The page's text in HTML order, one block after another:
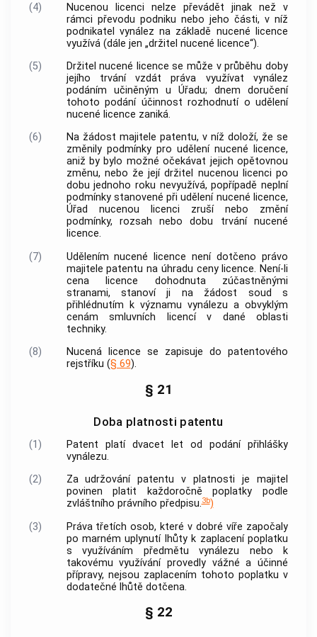
(4)
Nucenou licenci nelze převádět jinak než v
rámci převodu podniku nebo jeho části, v níž
podnikatel vynález na základě nucené licence
využívá (dále jen „držitel nucené licence“).
(5)
Držitel nucené licence se může v průběhu doby
jejího trvání vzdát práva využívat vynález
podáním učiněným u Úřadu; dnem doručení
tohoto podání účinnost rozhodnutí o udělení
nucené licence zaniká.
(6)
Na žádost majitele patentu, v níž doloží, že se
změnily podmínky pro udělení nucené licence,
aniž by bylo možné očekávat jejich opětovnou
změnu, nebo že její držitel nucenou licenci po
dobu jednoho roku nevyužívá, popřípadě neplní
podmínky stanovené při udělení nucené licence,
Úřad nucenou licenci zruší nebo změní
podmínky, rozsah nebo dobu trvání nucené
licence.
(7)
Udělením nucené licence není dotčeno právo
majitele patentu na úhradu ceny licence. Není-li
cena licence dohodnuta zúčastněnými
stranami, stanoví ji na žádost soud s
přihlédnutím k významu vynálezu a obvyklým
cenám smluvních licencí v dané oblasti
techniky.
(8)
Nucená licence se zapisuje do patentového
rejstříku (§ 69).
§ 21
Doba platnosti patentu
(1)
Patent platí dvacet let od podání přihlášky
vynálezu.
(2)
Za udržování patentu v platnosti je majitel
povinen platit každoročně poplatky podle
zvláštního právního předpisu.3b)
(3)
Práva třetích osob, které v dobré víře započaly
po marném uplynutí lhůty k zaplacení poplatku
s využíváním předmětu vynálezu nebo k
takovému využívání provedly vážné a účinné
přípravy, nejsou zaplacením tohoto poplatku v
dodatečné lhůtě dotčena.
§ 22